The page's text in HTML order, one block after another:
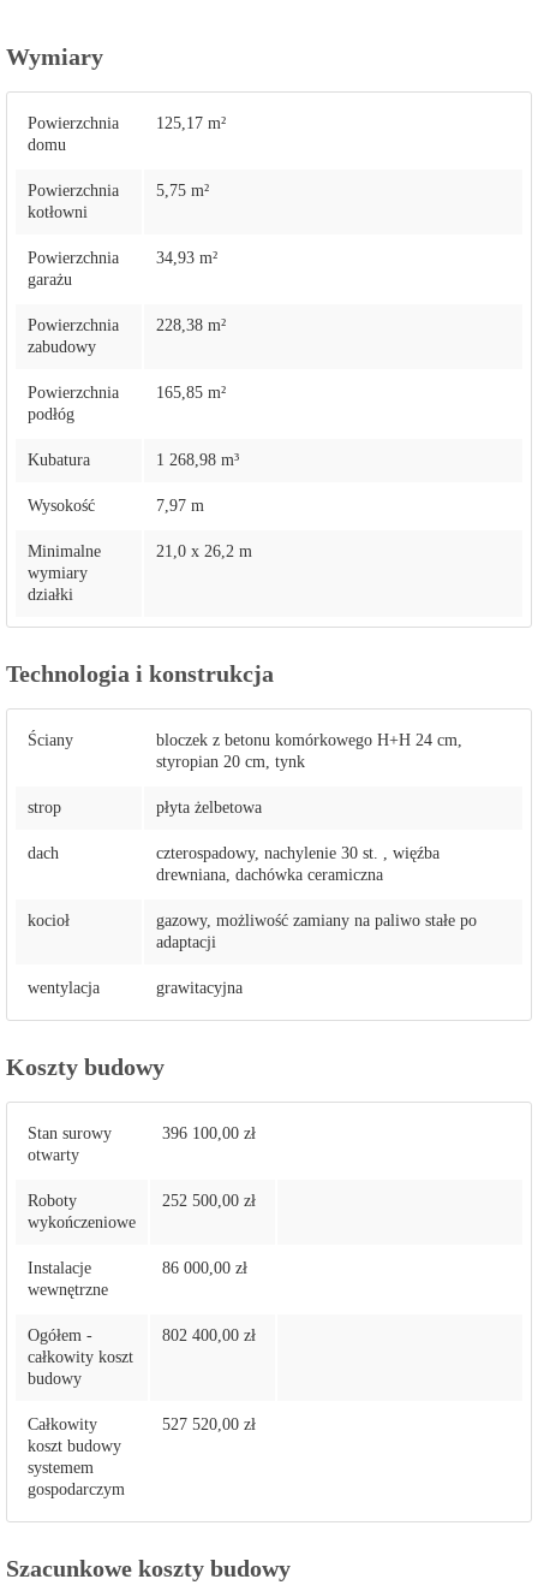
Wymiary
Powierzchnia
domu
125,17 m²
Powierzchnia
kotłowni
5,75 m²
Powierzchnia
garażu
34,93 m²
Powierzchnia
zabudowy
228,38 m²
Powierzchnia
podłóg
165,85 m²
Kubatura 1 268,98 m³
Wysokość 7,97 m
Minimalne
wymiary
działki
21,0 x 26,2 m
Technologia i konstrukcja
Ściany
bloczek z betonu komórkowego H+H 24 cm,
styropian 20 cm, tynk
strop płyta żelbetowa
dach
czterospadowy, nachylenie 30 st. , więźba
drewniana, dachówka ceramiczna
kocioł
gazowy, możliwość zamiany na paliwo stałe po
adaptacji
wentylacja grawitacyjna
Koszty budowy
Stan surowy
otwarty
396 100,00 zł
Roboty
wykończeniowe
252 500,00 zł
Instalacje
wewnętrzne
86 000,00 zł
Ogółem -
całkowity koszt
budowy
802 400,00 zł
Całkowity
koszt budowy
systemem
gospodarczym
527 520,00 zł
Szacunkowe koszty budowy